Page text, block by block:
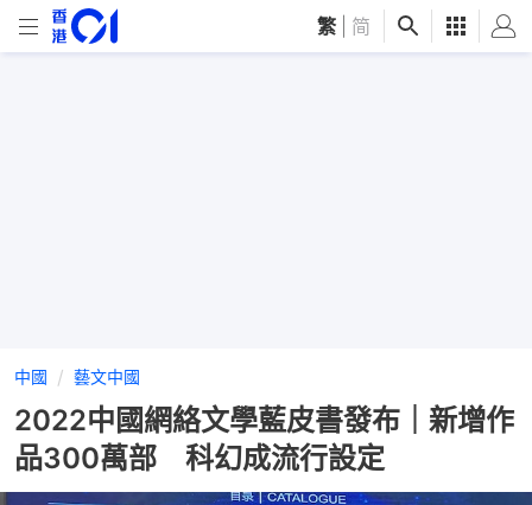
繁 简
中國 藝文中國
2022中國網絡文學藍皮書發布｜新增作
品300萬部 科幻成流行設定